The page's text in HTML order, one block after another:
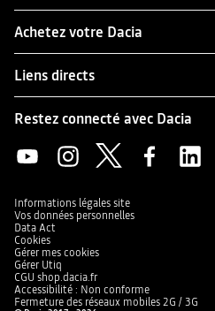
Achetez votre Dacia
Liens directs
Restez connecté avec Dacia
Informations légales site
Vos données personnelles
Data Act
Cookies
Gérer mes cookies
Gérer Utiq
CGU shop.dacia.fr
Accessibilité : Non conforme
Fermeture des réseaux mobiles 2G / 3G